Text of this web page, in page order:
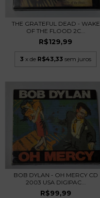
THE GRATEFUL DEAD - WAKE
OF THE FLOOD 2C...
R$129,99
3 x de R$43,33 sem juros
BOB DYLAN - OH MERCY CD
2003 USA DIGIPAC...
R$99,99